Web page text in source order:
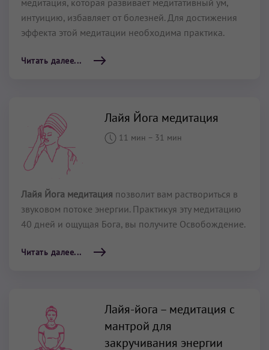
интуицию, избавляет от болезней. Для достижения
эффекта этой медитации необходима практика.
Читать далее...
Лайя Йога медитация
11 мин – 31 мин
Лайя Йога медитация позволит вам раствориться в
звуковом потоке энергии. Практикуя эту медитацию
40 дней и ощущая Бога, вы получите Освобождение.
Читать далее...
Лайя-йога – медитация с
мантрой для
закручивания энергии